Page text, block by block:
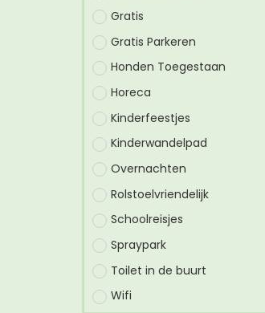
Gratis
Gratis Parkeren
Honden Toegestaan
Horeca
Kinderfeestjes
Kinderwandelpad
Overnachten
Rolstoelvriendelijk
Schoolreisjes
Spraypark
Toilet in de buurt
Wifi